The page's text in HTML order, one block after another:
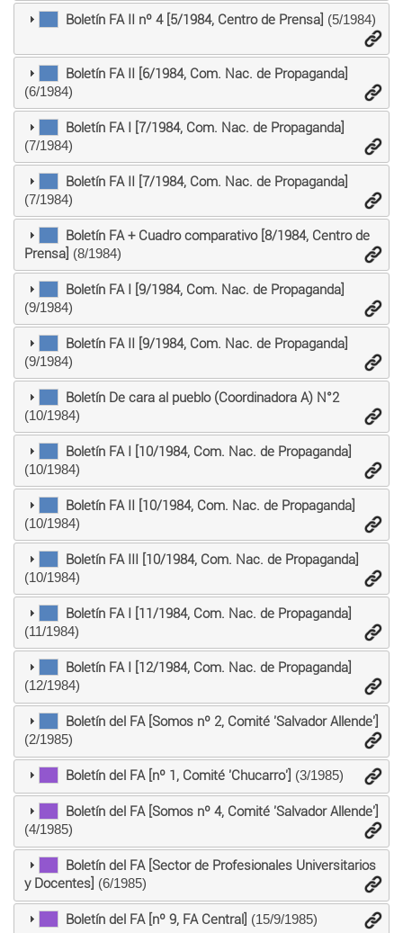
Boletín FA II nº 4 [5/1984, Centro de Prensa] (5/1984)
Boletín FA II [6/1984, Com. Nac. de Propaganda]
(6/1984)
Boletín FA I [7/1984, Com. Nac. de Propaganda]
(7/1984)
Boletín FA II [7/1984, Com. Nac. de Propaganda]
(7/1984)
Boletín FA + Cuadro comparativo [8/1984, Centro de
Prensa] (8/1984)
Boletín FA I [9/1984, Com. Nac. de Propaganda]
(9/1984)
Boletín FA II [9/1984, Com. Nac. de Propaganda]
(9/1984)
Boletín De cara al pueblo (Coordinadora A) N°2
(10/1984)
Boletín FA I [10/1984, Com. Nac. de Propaganda]
(10/1984)
Boletín FA II [10/1984, Com. Nac. de Propaganda]
(10/1984)
Boletín FA III [10/1984, Com. Nac. de Propaganda]
(10/1984)
Boletín FA I [11/1984, Com. Nac. de Propaganda]
(11/1984)
Boletín FA I [12/1984, Com. Nac. de Propaganda]
(12/1984)
Boletín del FA [Somos nº 2, Comité 'Salvador Allende']
(2/1985)
Boletín del FA [nº 1, Comité 'Chucarro'] (3/1985)
Boletín del FA [Somos nº 4, Comité 'Salvador Allende']
(4/1985)
Boletín del FA [Sector de Profesionales Universitarios
y Docentes] (6/1985)
Boletín del FA [nº 9, FA Central] (15/9/1985)